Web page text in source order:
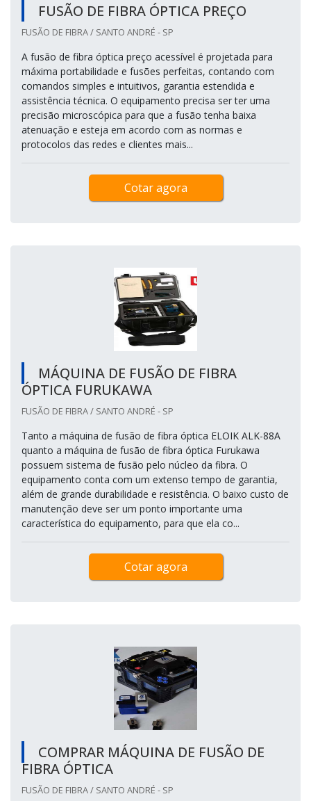
FUSÃO DE FIBRA ÓPTICA PREÇO
FUSÃO DE FIBRA / SANTO ANDRÉ - SP
A fusão de fibra óptica preço acessível é projetada para
máxima portabilidade e fusões perfeitas, contando com
comandos simples e intuitivos, garantia estendida e
assistência técnica. O equipamento precisa ser ter uma
precisão microscópica para que a fusão tenha baixa
atenuação e esteja em acordo com as normas e
protocolos das redes e clientes mais...
Cotar agora
MÁQUINA DE FUSÃO DE FIBRA
ÓPTICA FURUKAWA
FUSÃO DE FIBRA / SANTO ANDRÉ - SP
Tanto a máquina de fusão de fibra óptica ELOIK ALK-88A
quanto a máquina de fusão de fibra óptica Furukawa
possuem sistema de fusão pelo núcleo da fibra. O
equipamento conta com um extenso tempo de garantia,
além de grande durabilidade e resistência. O baixo custo de
manutenção deve ser um ponto importante uma
característica do equipamento, para que ela co...
Cotar agora
COMPRAR MÁQUINA DE FUSÃO DE
FIBRA ÓPTICA
FUSÃO DE FIBRA / SANTO ANDRÉ - SP